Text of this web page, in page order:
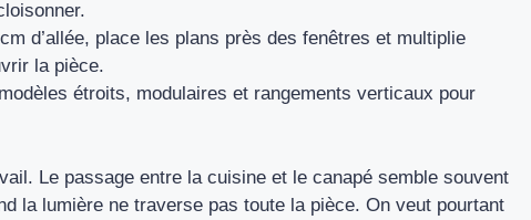
d’allée, place les plans près des fenêtres et multiplie
la pièce.
étroits, modulaires et rangements verticaux pour
Le passage entre la cuisine et le canapé semble souvent
la lumière ne traverse pas toute la pièce. On veut pourtant